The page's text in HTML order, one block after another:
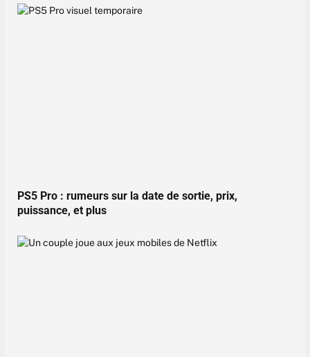
PS5 Pro : rumeurs sur la date de sortie, prix,
puissance, et plus